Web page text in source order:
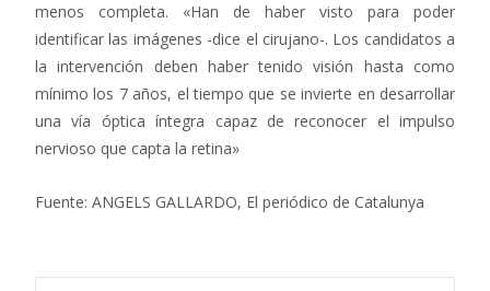
menos completa. «Han de haber visto para poder
identificar las imágenes -dice el cirujano-. Los candidatos a
la intervención deben haber tenido visión hasta como
mínimo los 7 años, el tiempo que se invierte en desarrollar
una vía óptica íntegra capaz de reconocer el impulso
nervioso que capta la retina»
Fuente: ANGELS GALLARDO, El periódico de Catalunya